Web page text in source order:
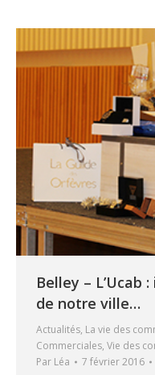
Belley –
de notre ville…
Actualités, La vie des
Commerciales, Vie des
Par Léa 7 février 2016